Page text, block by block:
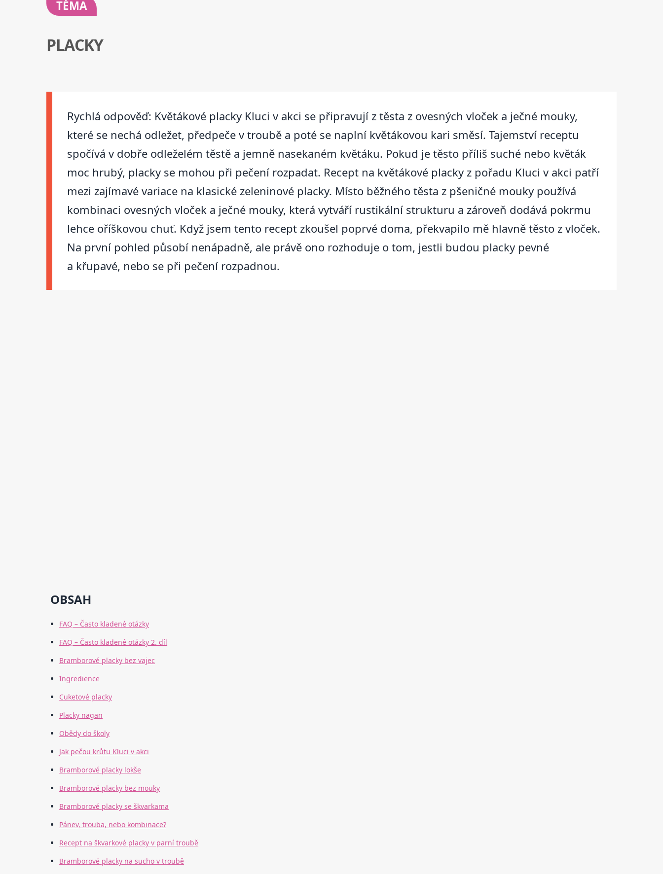
TÉMA
PLACKY
Rychlá odpověď: Květákové placky Kluci v akci se připravují z těsta z ovesných vloček a ječné mouky,
které se nechá odležet, předpeče v troubě a poté se naplní květákovou kari směsí. Tajemství receptu
spočívá v dobře odleželém těstě a jemně nasekaném květáku. Pokud je těsto příliš suché nebo květák
moc hrubý, placky se mohou při pečení rozpadat. Recept na květákové placky z pořadu Kluci v akci patří
mezi zajímavé variace na klasické zeleninové placky. Místo běžného těsta z pšeničné mouky používá
kombinaci ovesných vloček a ječné mouky, která vytváří rustikální strukturu a zároveň dodává pokrmu
lehce oříškovou chuť. Když jsem tento recept zkoušel poprvé doma, překvapilo mě hlavně těsto z vloček.
Na první pohled působí nenápadně, ale právě ono rozhoduje o tom, jestli budou placky pevné
a křupavé, nebo se při pečení rozpadnou.
OBSAH
FAQ – Často kladené otázky
FAQ – Často kladené otázky 2. díl
Bramborové placky bez vajec
Ingredience
Cuketové placky
Placky nagan
Obědy do školy
Jak pečou krůtu Kluci v akci
Bramborové placky lokše
Bramborové placky bez mouky
Bramborové placky se škvarkama
Pánev, trouba, nebo kombinace?
Recept na škvarkové placky v parní troubě
Bramborové placky na sucho v troubě